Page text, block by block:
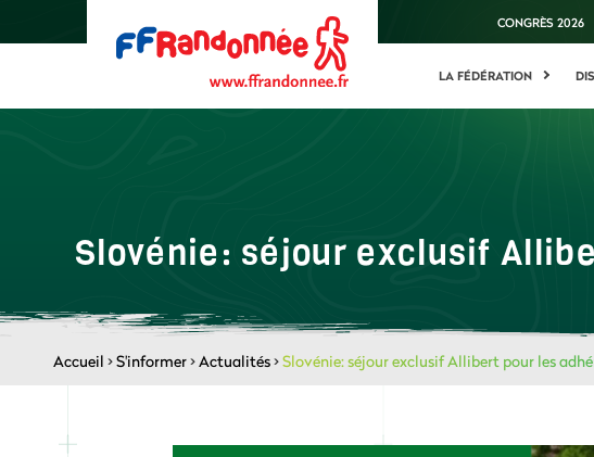
CONGRÈS 2026
LA FÉDÉRATION
Slovénie: séjour exclusif
Accueil >S'informer>Actualités>Slovénie: séjour exclusif Allibert pour les